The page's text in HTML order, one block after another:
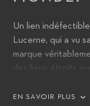
Un lien
Lucerne, qui a vu
marque
des liens étroits
Hometown Edition,
EN SAVOIR PLUS